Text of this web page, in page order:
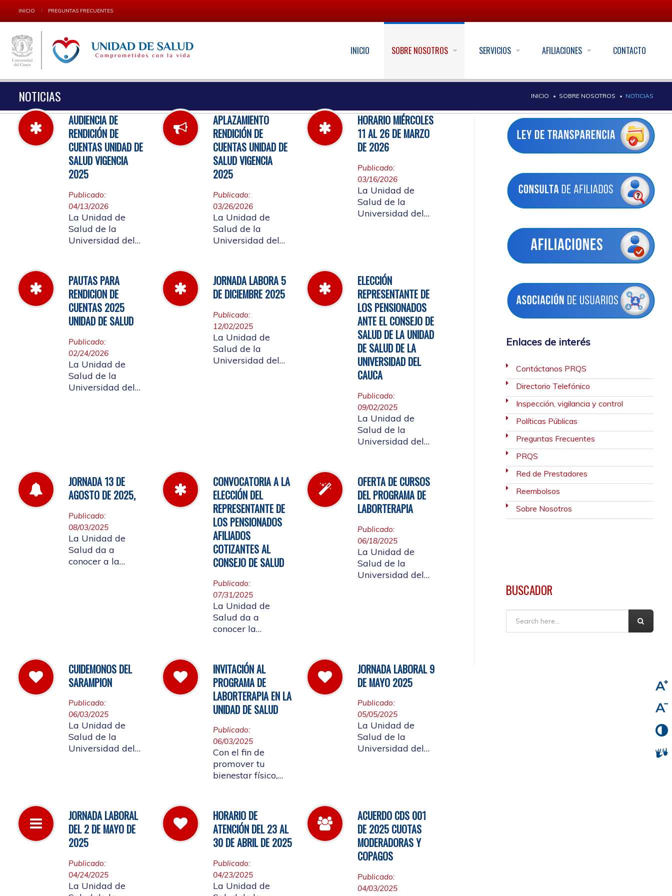
INICIO PREGUNTAS FRECUENTES
INICIO SOBRE NOSOTROS SERVICIOS AFILIACIONES CONTACTO
NOTICIAS INICIO SOBRE NOSOTROS NOTICIAS
AUDIENCIA DE
RENDICIÓN DE
CUENTAS UNIDAD DE
SALUD VIGENCIA
2025
Publicado:
04/13/2026
La Unidad de
Salud de la
Universidad del
universitaria y a la
comunidad en
general, las
pautas para la
rendición de
2025.
APLAZAMIENTO
RENDICIÓN DE
CUENTAS UNIDAD DE
SALUD VIGENCIA
2025
Publicado:
03/26/2026
La Unidad de
Salud de la
Universidad del
universitaria
afiliada, y a la
ciudadanía en
general, que se
aplaza el evento
de Rendición de
Cuentas año 2025
HORARIO MIÉRCOLES
11 AL 26 DE MARZO
DE 2026
Publicado:
03/16/2026
La Unidad de
Salud de la
Universidad del
marzo hasta el
jueves 26 de
marzo de 2026
PAUTAS PARA
RENDICION DE
CUENTAS 2025
UNIDAD DE SALUD
Publicado:
02/24/2026
La Unidad de
Salud de la
Universidad del
pautas para la
Audiencia Pública
de Rendición de
Cuentas año
k2025
JORNADA LABORA 5
DE DICIEMBRE 2025
Publicado:
12/02/2025
La Unidad de
Salud de la
Universidad del
ELECCIÓN
REPRESENTANTE DE
LOS PENSIONADOS
ANTE EL CONSEJO DE
SALUD DE LA UNIDAD
DE SALUD DE LA
UNIVERSIDAD DEL
CAUCA
Publicado:
09/02/2025
La Unidad de
Salud de la
Universidad del
elección del
candidato que
representará a los
Pensionados en el
JORNADA 13 DE
AGOSTO DE 2025,
Publicado:
08/03/2025
La Unidad de
Salud da a
conocer a la
habrá atención en
las instalaciones
de la entidad.
CONVOCATORIA A LA
ELECCIÓN DEL
REPRESENTANTE DE
LOS PENSIONADOS
AFILIADOS
COTIZANTES AL
CONSEJO DE SALUD
Publicado:
07/31/2025
La Unidad de
Salud da a
conocer la
julio de 2025 Por
la cual se convoca
a la elección del
Representante de
los Pensionados
cotizantes al
Consejo de Salud
OFERTA DE CURSOS
DEL PROGRAMA DE
LABORTERAPIA
Publicado:
06/18/2025
La Unidad de
Salud de la
Universidad del
Universitaria
Afiliada a
participar en ellos.
CUIDEMONOS DEL
SARAMPION
Publicado:
06/03/2025
La Unidad de
Salud de la
Universidad del
contagiarlo a otras
personas. La
vacuna es segura
a combatir el virus
INVITACIÓN AL
PROGRAMA DE
LABORTERAPIA EN LA
UNIDAD DE SALUD
Publicado:
06/03/2025
Con el fin de
promover tu
bienestar físico,
Unidad de Salud
realizará la
apertura de
Laborterapia
JORNADA LABORAL 9
DE MAYO 2025
Publicado:
05/05/2025
La Unidad de
Salud de la
Universidad del
JORNADA LABORAL
DEL 2 DE MAYO DE
2025
Publicado:
04/24/2025
La Unidad de
HORARIO DE
ATENCIÓN DEL 23 AL
30 DE ABRIL DE 2025
Publicado:
04/23/2025
La Unidad de
ACUERDO CDS 001
DE 2025 CUOTAS
MODERADORAS Y
COPAGOS
Publicado:
04/03/2025
Enlaces de interés
Contáctanos PRQS
Directorio Telefónico
Inspección, vigilancia y control
Políticas Públicas
Preguntas Frecuentes
PRQS
Red de Prestadores
Reembolsos
Sobre Nosotros
BUSCADOR
Buscar